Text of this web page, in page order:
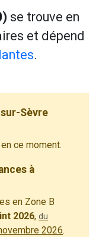
se trouve en
et dépend
.
Sèvre
en ce moment.
à
en Zone B
2026, du
2026.